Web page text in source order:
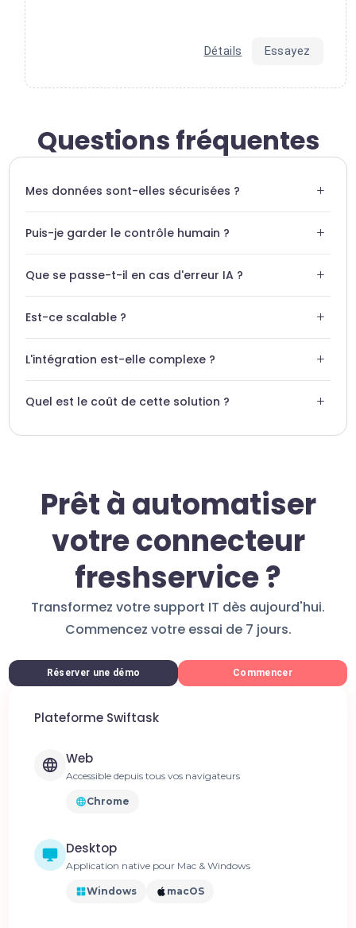
Détails Essayez
Questions fréquentes
Mes données sont-elles sécurisées ? +
respecte les normes RGPD les plus strictes.
Puis-je garder le contrôle humain ? +
'validation humaine' avant toute action dans Freshservice.
Que se passe-t-il en cas d'erreur IA ? +
faible confiance, l'IA transfère automatiquement le ticket à
Est-ce scalable ? +
jour, s'adaptant à la croissance de votre entreprise.
L'intégration est-elle complexe ? +
de code.
Quel est le coût de cette solution ? +
Prêt à automatiser
votre connecteur
freshservice ?
Transformez votre support IT dès aujourd'hui.
Commencez votre essai de 7 jours.
Réserver une démo Commencer
Plateforme Swiftask
Web
Accessible depuis tous vos navigateurs
Chrome
Desktop
Application native pour Mac & Windows
Windows macOS